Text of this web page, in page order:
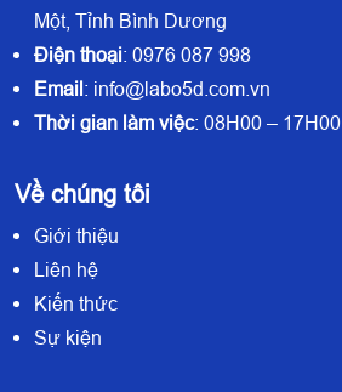
Một, Tỉnh Bình Dương
Điện thoại: 0976 087 998
Email: info@labo5d.com.vn
Thời gian làm việc: 08H00 – 17H00
Về chúng tôi
Giới thiệu
Liên hệ
Kiến thức
Sự kiện